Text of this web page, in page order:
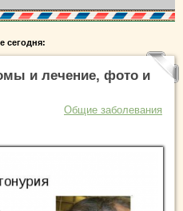
сегодня:
и лечение, фото и
Общие заболевания